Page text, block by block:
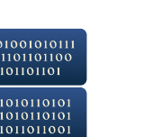
privatnost i
performansi